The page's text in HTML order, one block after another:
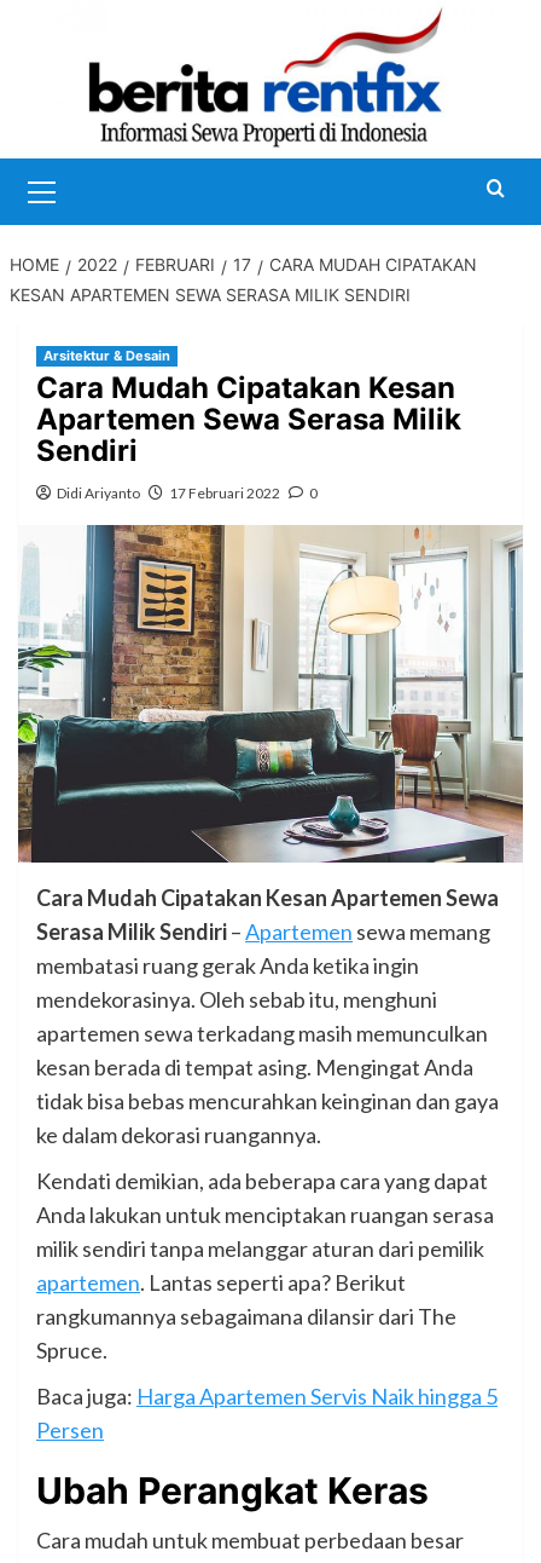
Menu
HOME 2022 FEBRUARI 17
CARA MUDAH CIPATAKAN
KESAN APARTEMEN SEWA SERASA MILIK SENDIRI
Arsitektur & Desain
Cara Mudah Cipatakan Kesan
Apartemen Sewa Serasa Milik
Sendiri
Didi Ariyanto 17 Februari 2022 0
Cara Mudah Cipatakan Kesan Apartemen Sewa
Serasa Milik Sendiri–Apartemen sewa memang
membatasi ruang gerak Anda ketika ingin
mendekorasinya. Oleh sebab itu, menghuni
apartemen sewa terkadang masih memunculkan
kesan berada di tempat asing. Mengingat Anda
tidak bisa bebas mencurahkan keinginan dan gaya
ke dalam dekorasi ruangannya.
Kendati demikian, ada beberapa cara yang dapat
Anda lakukan untuk menciptakan ruangan serasa
milik sendiri tanpa melanggar aturan dari pemilik
apartemen. Lantas seperti apa? Berikut
rangkumannya sebagaimana dilansir dari The
Spruce.
Baca juga: Harga Apartemen Servis Naik hingga 5
Persen
Ubah Perangkat Keras
Cara mudah untuk membuat perbedaan besar